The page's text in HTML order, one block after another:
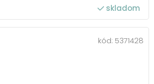
skladom
kód: 5371428